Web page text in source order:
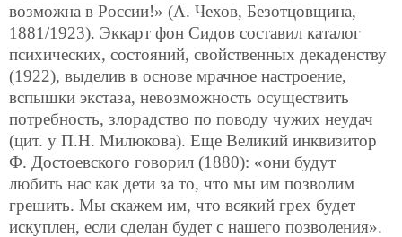
возможна в России!» (А. Чехов, Безотцовщина,
1881/1923). Эккарт фон Сидов составил каталог
психических, состояний, свойственных декаденству
(1922), выделив в основе мрачное настроение,
вспышки экстаза, невозможность осуществить
потребность, злорадство по поводу чужих неудач
(цит. у П.Н. Милюкова). Еще Великий инквизитор
Ф. Достоевского говорил (1880): «они будут
любить нас как дети за то, что мы им позволим
грешить. Мы скажем им, что всякий грех будет
искуплен, если сделан будет с нашего позволения».